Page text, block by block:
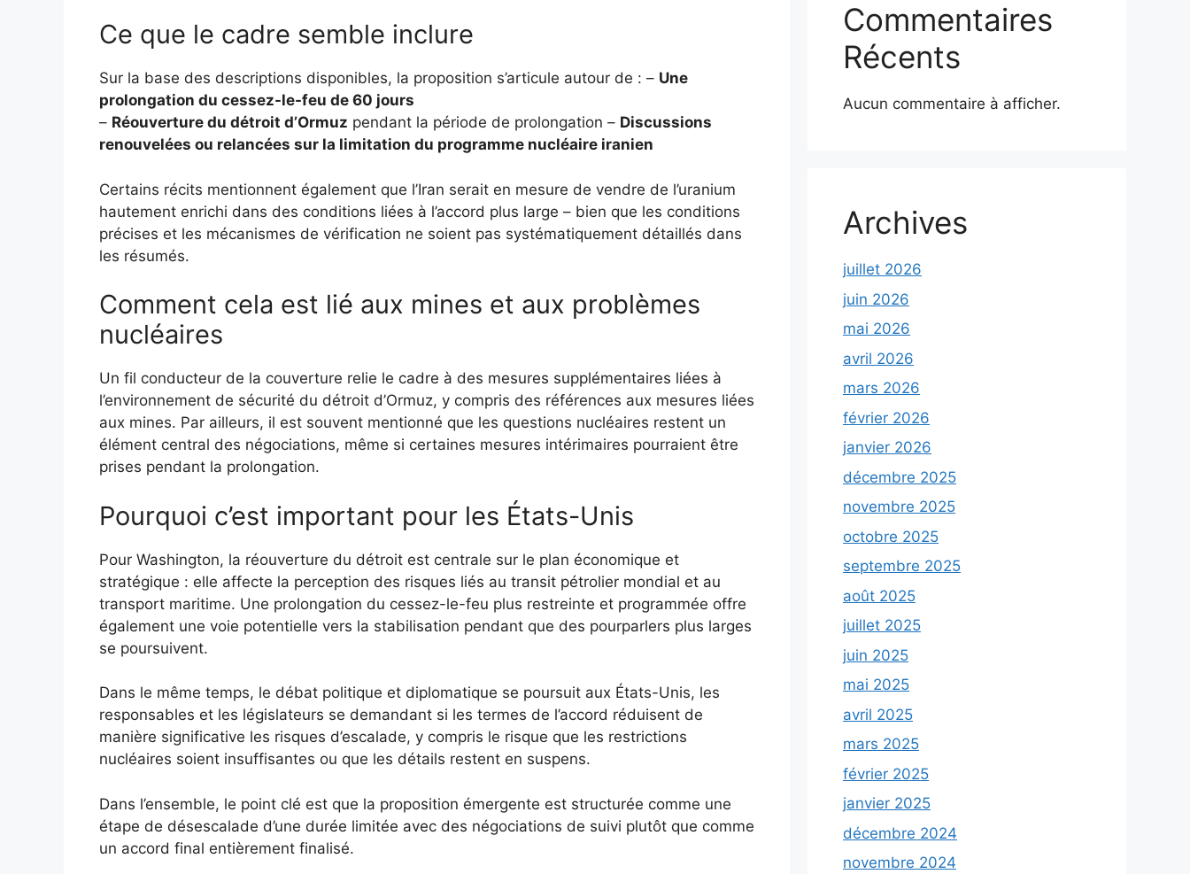
Ce que le cadre semble inclure
Sur la base des descriptions disponibles, la proposition s’articule autour de : – Une
prolongation du cessez-le-feu de 60 jours
– Réouverture du détroit d’Ormuz pendant la période de prolongation – Discussions
renouvelées ou relancées sur la limitation du programme nucléaire iranien
Certains récits mentionnent également que l’Iran serait en mesure de vendre de l’uranium
hautement enrichi dans des conditions liées à l’accord plus large – bien que les conditions
précises et les mécanismes de vérification ne soient pas systématiquement détaillés dans
les résumés.
Comment cela est lié aux mines et aux problèmes
nucléaires
Un fil conducteur de la couverture relie le cadre à des mesures supplémentaires liées à
l’environnement de sécurité du détroit d’Ormuz, y compris des références aux mesures liées
aux mines. Par ailleurs, il est souvent mentionné que les questions nucléaires restent un
élément central des négociations, même si certaines mesures intérimaires pourraient être
prises pendant la prolongation.
Pourquoi c’est important pour les États-Unis
Pour Washington, la réouverture du détroit est centrale sur le plan économique et
stratégique : elle affecte la perception des risques liés au transit pétrolier mondial et au
transport maritime. Une prolongation du cessez-le-feu plus restreinte et programmée offre
également une voie potentielle vers la stabilisation pendant que des pourparlers plus larges
se poursuivent.
Dans le même temps, le débat politique et diplomatique se poursuit aux États-Unis, les
responsables et les législateurs se demandant si les termes de l’accord réduisent de
manière significative les risques d’escalade, y compris le risque que les restrictions
nucléaires soient insuffisantes ou que les détails restent en suspens.
Dans l’ensemble, le point clé est que la proposition émergente est structurée comme une
étape de désescalade d’une durée limitée avec des négociations de suivi plutôt que comme
un accord final entièrement finalisé.
Commentaires
Récents
Aucun commentaire à afficher.
Archives
juillet 2026
juin 2026
mai 2026
avril 2026
mars 2026
février 2026
janvier 2026
décembre 2025
novembre 2025
octobre 2025
septembre 2025
août 2025
juillet 2025
juin 2025
mai 2025
avril 2025
mars 2025
février 2025
janvier 2025
décembre 2024
novembre 2024